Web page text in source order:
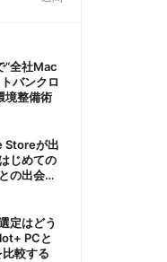
“全社Mac
バンクロ
境整備術
Storeが出
じめての
の出会
プンキャ
定はどう
PCと
較する